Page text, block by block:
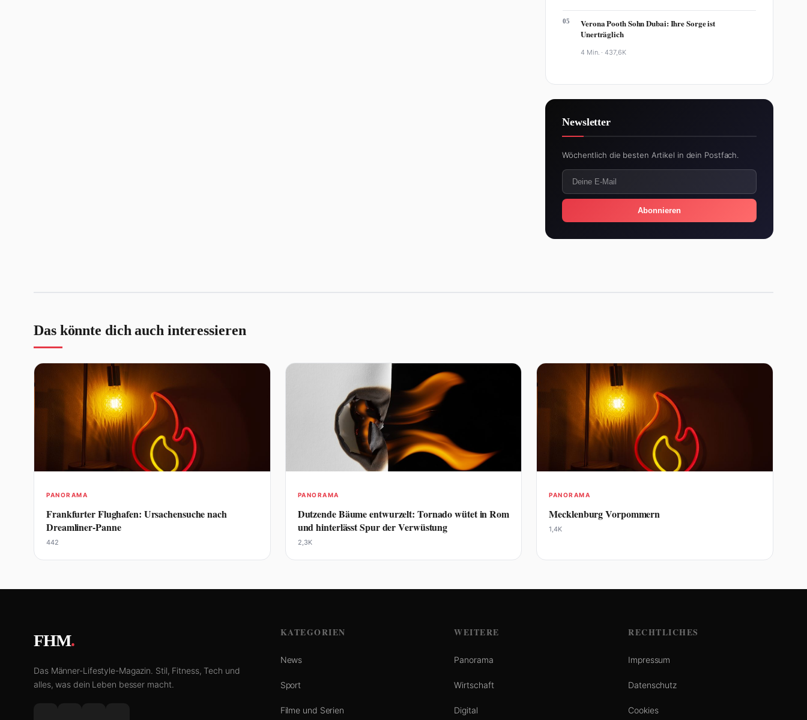
05
Verona Pooth Sohn Dubai: Ihre Sorge ist
Unerträglich
4 Min. ·437,6K
Newsletter
Wöchentlich die besten Artikel in dein Postfach.
Abonnieren
Das könnte dich auch interessieren
PANORAMA
Frankfurter Flughafen: Ursachensuche nach
Dreamliner-Panne
442
PANORAMA
Dutzende Bäume entwurzelt: Tornado wütet in Rom
und hinterlässt Spur der Verwüstung
2,3K
PANORAMA
Mecklenburg Vorpommern
1,4K
FHM.
Das Männer-Lifestyle-Magazin. Stil, Fitness, Tech und
alles, was dein Leben besser macht.
KATEGORIEN
News
Sport
Filme und Serien
WEITERE
Panorama
Wirtschaft
Digital
RECHTLICHES
Impressum
Datenschutz
Cookies